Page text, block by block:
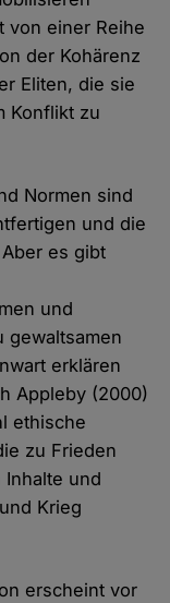
von einer Reihe
der Kohärenz
Eliten, die sie
Konflikt zu
Normen sind
und die
es gibt
und
gewaltsamen
erklären
Appleby (2000)
ethische
zu Frieden
und
Krieg
erscheint vor